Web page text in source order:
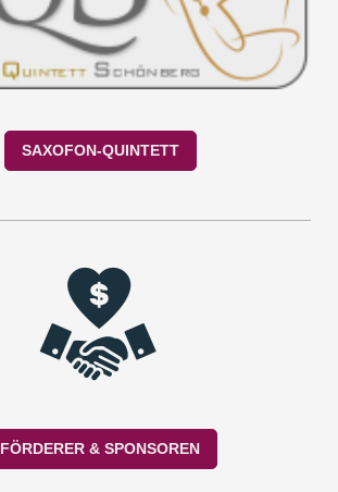
SAXOFON-QUINTETT
FÖRDERER & SPONSOREN